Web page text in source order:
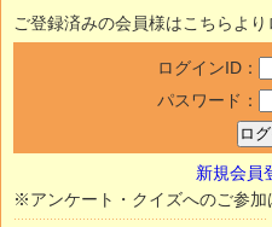
ご登録済みの会員様はこちらより
ログインID：
パスワード：
新規会員
※アンケート・クイズへのご参加